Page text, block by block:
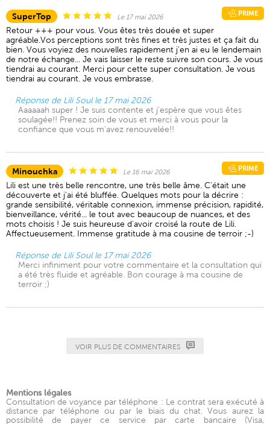
SuperTop Le 17 mai 2026 PRIME
Retour +++ pour vous. Vous êtes très douée et super
agréable.Vos perceptions sont très fines et très justes et ça fait du
bien. Vous voyiez des nouvelles rapidement j'en ai eu le lendemain
de notre échange... Je vais laisser le reste suivre son cours. Je vous
tiendrai au courant. Merci pour cette super consultation. Je vous
tiendrai au courant. Je vous embrasse.
Réponse de Lili Soul le 17 mai 2026
Aaaaaah super ! Je suis contente et j'espère que vous êtes
soulagée!! Prenez soin de vous et merci à vous pour la
confiance que vous m'avez renouvelée!!
Minouchka Le 16 mai 2026 PRIME
Lili est une très belle rencontre, une très belle âme. C'était une
découverte et j'ai été bluffée. Quelques mots pour la décrire :
grande sensibilité, véritable connexion, immense précision, rapidité,
bienveillance, vérité... le tout avec beaucoup de nuances, et des
mots choisis ! Je suis heureuse d'avoir croisé la route de Lili.
Affectueusement. Immense gratitude à ma cousine de terroir ;-)
Réponse de Lili Soul le 17 mai 2026
Merci infiniment pour votre commentaire et la consultation qui
a été très fluide et agréable. Bon courage à ma cousine de
terroir ;)
VOIR PLUS DE COMMENTAIRES
Mentions légales
Consultation de voyance par téléphone : Le contrat sera exécuté à
distance par téléphone ou par le biais du chat. Vous aurez la
possibilité de payer ce service par carte bancaire (Visa,